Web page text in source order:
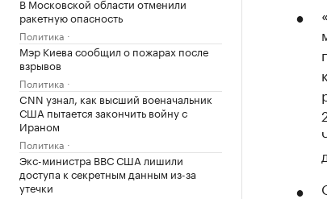
В Московской области отменили
ракетную опасность
Политика
Мэр Киева сообщил о пожарах после
взрывов
Политика
CNN узнал, как высший военачальник
США пытается закончить войну с
Ираном
Политика
Экс-министра ВВС США лишили
доступа к секретным данным из-за
утечки